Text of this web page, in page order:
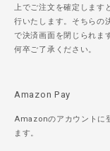
上でご注文を確定しま
行いたします。そちらの
で決済画面を閉じられま
何卒ご了承ください。
Amazon Pay
Amazonのアカウントに
ます。